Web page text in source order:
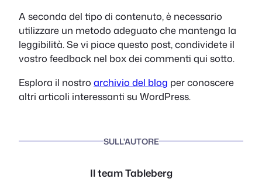
A seconda del tipo di contenuto, è necessario
utilizzare un metodo adeguato che mantenga la
leggibilità. Se vi piace questo post, condividete il
vostro feedback nel box dei commenti qui sotto.
Esplora il nostro archivio del blog per conoscere
altri articoli interessanti su WordPress.
SULL'AUTORE
Il team Tableberg